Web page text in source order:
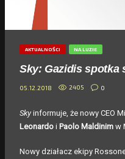
AKTUALNOŚCI NA LUZIE
Sky: Gazidis spotka
05.12.2018 2405 0
Skyinformuje, że nowy CEO
Leonardo i Paolo Maldinim w
Nowy działacz ekipy